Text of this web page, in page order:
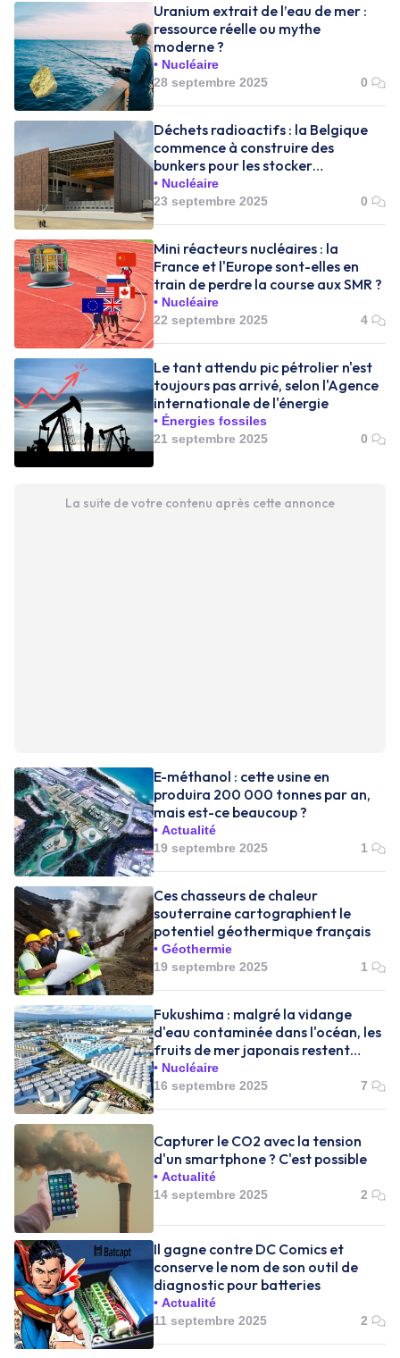
Uranium extrait de l’eau de mer :
ressource réelle ou mythe
moderne ?
Nucléaire
28 septembre 2025
0
Déchets radioactifs : la Belgique
commence à construire des
bunkers pour les stocker
définitivement
Nucléaire
23 septembre 2025
0
Mini réacteurs nucléaires : la
France et l'Europe sont-elles en
train de perdre la course aux SMR ?
Nucléaire
22 septembre 2025
4
Le tant attendu pic pétrolier n'est
toujours pas arrivé, selon l'Agence
internationale de l'énergie
Énergies fossiles
21 septembre 2025
0
La suite de votre contenu après cette annonce
E-méthanol : cette usine en
produira 200 000 tonnes par an,
mais est-ce beaucoup ?
Actualité
19 septembre 2025
1
Ces chasseurs de chaleur
souterraine cartographient le
potentiel géothermique français
Géothermie
19 septembre 2025
1
Fukushima : malgré la vidange
d'eau contaminée dans l'océan, les
fruits de mer japonais restent
conformes
Nucléaire
16 septembre 2025
7
Capturer le CO2 avec la tension
d'un smartphone ? C'est possible
Actualité
14 septembre 2025
2
Il gagne contre DC Comics et
conserve le nom de son outil de
diagnostic pour batteries
Actualité
11 septembre 2025
2